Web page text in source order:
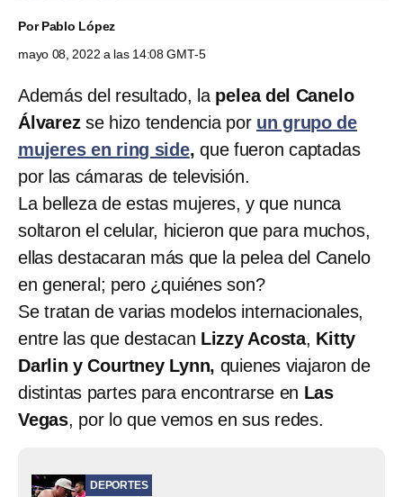
PorPablo López
mayo 08, 2022 a las 14:08 GMT-5
Además del resultado, la pelea del Canelo
Álvarezse hizo tendencia por un grupo de
mujeres en ring side, que fueron captadas
por las cámaras de televisión.
La belleza de estas mujeres, y que nunca
soltaron el celular, hicieron que para muchos,
ellas destacaran más que la pelea del Canelo
en general; pero ¿quiénes son?
Se tratan de varias modelos internacionales,
entre las que destacan Lizzy Acosta, Kitty
Darlin y Courtney Lynn, quienes viajaron de
distintas partes para encontrarse en Las
Vegas, por lo que vemos en sus redes.
DEPORTES